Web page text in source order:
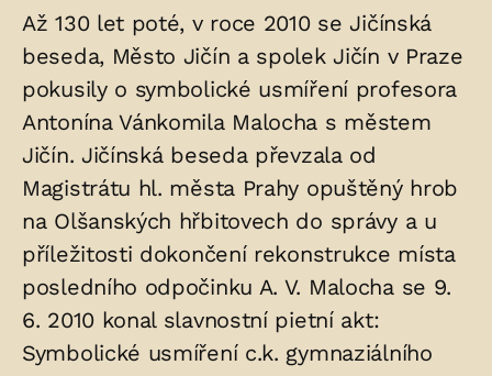
Až 130 let poté, v roce 2010 se Jičínská
beseda, Město Jičín a spolek Jičín v Praze
pokusily o symbolické usmíření profesora
Antonína Vánkomila Malocha s městem
Jičín. Jičínská beseda převzala od
Magistrátu hl. města Prahy opuštěný hrob
na Olšanských hřbitovech do správy a u
příležitosti dokončení rekonstrukce místa
posledního odpočinku A. V. Malocha se 9.
6. 2010 konal slavnostní pietní akt:
Symbolické usmíření c.k. gymnaziálního